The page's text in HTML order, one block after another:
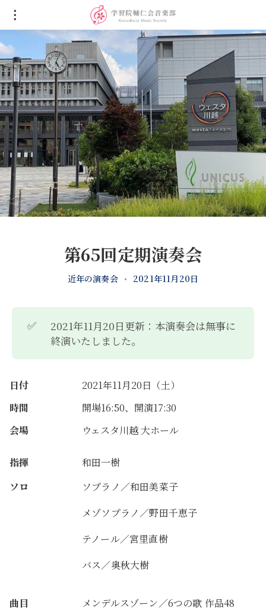
第65回定期演奏会
近年の演奏会 • 2021年11月20日
✅
2021年11月20日更新：本演奏会は無事に
終演いたしました。
日付
2021年11月20日（土）
時間
開場16:50、開演17:30
会場
ウェスタ川越 大ホール
指揮
和田一樹
ソロ
ソプラノ／和田美菜子
メゾソプラノ／野田千恵子
テノール／宮里直樹
バス／奥秋大樹
曲目
メンデルスゾーン／6つの歌 作品48